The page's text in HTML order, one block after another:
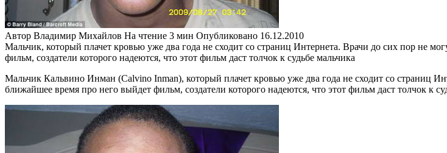
Автор Владимир Михайлов На чтение 3 мин Опубликовано 16.12.2010
Мальчик, который плачет кровью уже два года не сходит со страниц Интернета. Врачи до сих пор не
фильм, создатели которого надеются, что этот фильм даст толчок к судьбе мальчика
Мальчик Кальвино Инман (Calvino Inman), который плачет кровью уже два года не сходит со страниц
ближайшее время про него выйдет фильм, создатели которого надеются, что этот фильм даст толчок к